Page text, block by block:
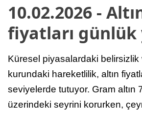
10.02.2026 -
fiyatları günlük
Küresel piyasalardaki belirsizlik
kurundaki hareketlilik, altın
seviyelerde tutuyor. Gram altın
üzerindeki seyrini korurken,